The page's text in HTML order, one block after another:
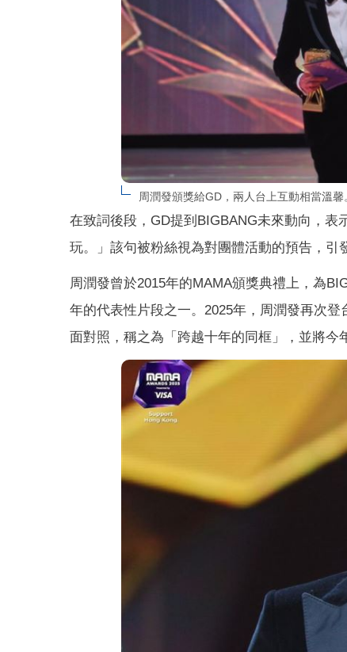
周潤發頒獎給GD，兩人台上互動相當溫馨
在致詞後段，GD提到BIGBANG未來動向，
玩。」該句被粉絲視為對團體活動的預告，引
周潤發曾於2015年的MAMA頒獎典禮上，為
年的代表性片段之一。2025年，周潤發再次
面對照，稱之為「跨越十年的同框」，並將今